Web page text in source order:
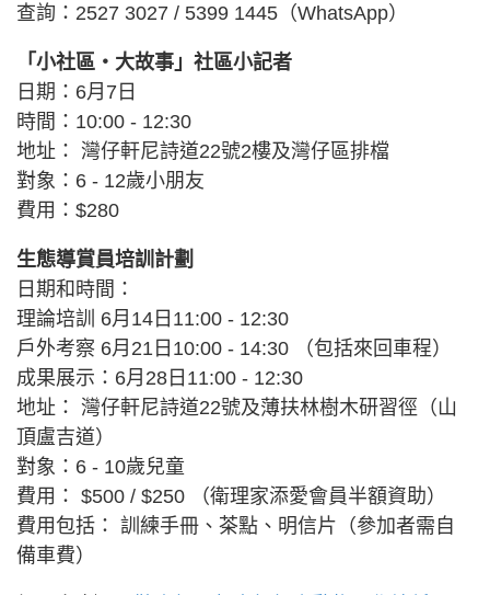
查詢：2527 3027 / 5399 1445（WhatsApp）
「小社區‧大故事」社區小記者
日期：6月7日
時間：10:00 - 12:30
地址： 灣仔軒尼詩道22號2樓及灣仔區排檔
對象：6 - 12歲小朋友
費用：$280
生態導賞員培訓計劃
日期和時間：
理論培訓 6月14日11:00 - 12:30
戶外考察 6月21日10:00 - 14:30 （包括來回車程）
成果展示：6月28日11:00 - 12:30
地址： 灣仔軒尼詩道22號及薄扶林樹木研習徑（山
頂盧吉道）
對象：6 - 10歲兒童
費用： $500 / $250 （衛理家添愛會員半額資助）
費用包括： 訓練手冊、茶點、明信片（參加者需自
備車費）